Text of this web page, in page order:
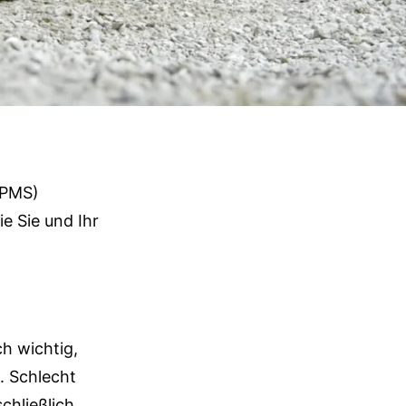
Sie und Ihr
wichtig,
Schlecht